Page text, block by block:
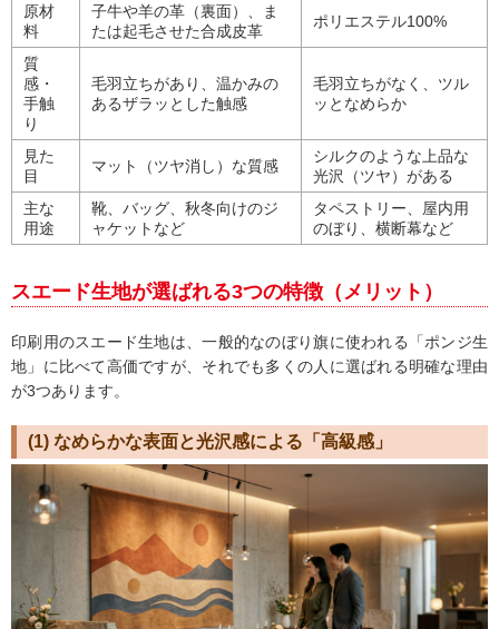
原材
料
子牛や羊の革（裏面）、ま
たは起毛させた合成皮革
ポリエステル100%
質
感・
手触
り
毛羽立ちがあり、温かみの
あるザラッとした触感
毛羽立ちがなく、ツル
ッとなめらか
見た
目
マット（ツヤ消し）な質感
シルクのような上品な
光沢（ツヤ）がある
主な
用途
靴、バッグ、秋冬向けのジ
ャケットなど
タペストリー、屋内用
のぼり、横断幕など
スエード生地が選ばれる3つの特徴（メリット）
印刷用のスエード生地は、一般的なのぼり旗に使われる「ポンジ生
地」に比べて高価ですが、それでも多くの人に選ばれる明確な理由
が3つあります。
(1) なめらかな表面と光沢感による「高級感」